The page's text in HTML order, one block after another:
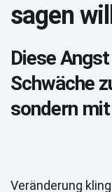
sagen
Diese
Schwäche
sondern
Veränderung